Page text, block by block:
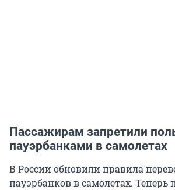
Пассажирам запретили
пауэрбанками в самолетах
В России обновили правила
пауэрбанков в самолетах. Теперь